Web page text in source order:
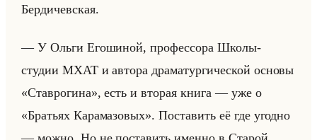
Бердичевская.
— У Ольги Егошиной, профессора Школы-
студии МХАТ и автора драматургической основы
«Ставрогина», есть и вто­рая книга — уже о
«Братьях Карамазовых». По­ста­вить её где угод­но